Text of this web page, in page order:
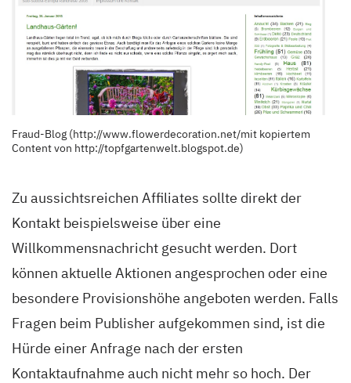
Fraud-Blog (http://www.flowerdecoration.net/mit kopiertem
Content von http://topfgartenwelt.blogspot.de)
Zu aussichtsreichen Affiliates sollte direkt der
Kontakt beispielsweise über eine
Willkommensnachricht gesuchtwerden. Dort
können aktuelle Aktionen angesprochen oder eine
besondere Provisionshöhe angeboten werden. Falls
Fragen beim Publisher aufgekommen sind, ist die
Hürde einer Anfrage nach der ersten
Kontaktaufnahme auch nicht mehr so hoch. Der